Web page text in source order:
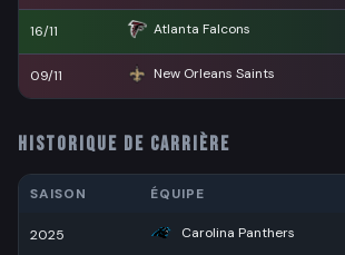
16/11 Atlanta Falcons
09/11 New Orleans Saints
HISTORIQUE DE CARRIÈRE
SAISON ÉQUIPE
2025 Carolina Panthers